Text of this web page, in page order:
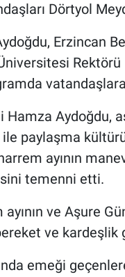
Dörtyol
Erzincan
Hamza Aydoğdu,
ile paylaşma
ayının
temenni etti.
ve Aşure
ve
emeği